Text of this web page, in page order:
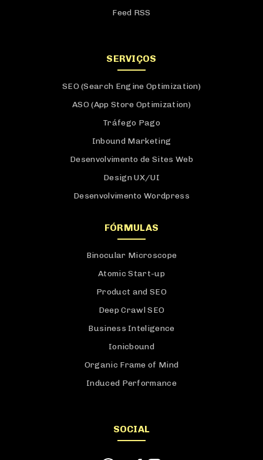
Feed RSS
SERVIÇOS
SEO (Search Engine Optimization)
ASO (App Store Optimization)
Tráfego Pago
Inbound Marketing
Desenvolvimento de Sites Web
Design UX/UI
Desenvolvimento Wordpress
FÓRMULAS
Binocular Microscope
Atomic Start-up
Product and SEO
Deep Crawl SEO
Business Inteligence
Ionicbound
Organic Frame of Mind
Induced Performance
SOCIAL